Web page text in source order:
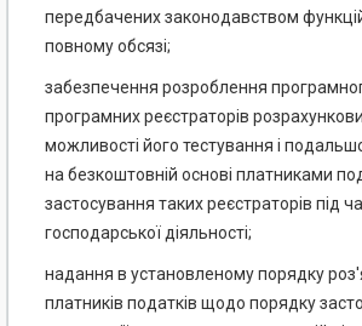
передбачених законодавством
повному обсязі;
забезпечення розроблення
програмних реєстраторів
можливості його тестування і
на безкоштовній основі платниками
застосування таких реєстраторів під
господарської діяльності;
надання в установленому порядку
платників податків щодо порядку